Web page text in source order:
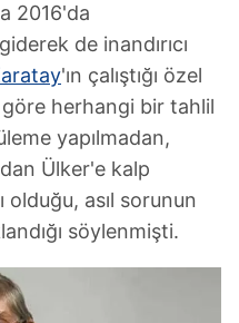
2016'da
de inandırıcı
'ın çalıştığı özel
herhangi bir tahlil
yapılmadan,
Ülker'e kalp
olduğu, asıl sorunun
söylenmişti.